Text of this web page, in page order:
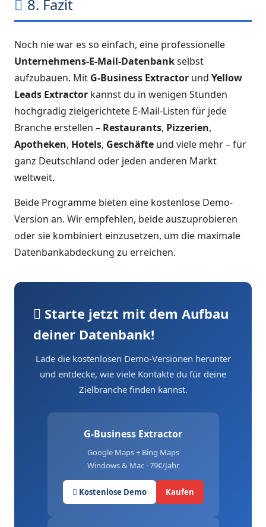
8. Fazit
Noch nie war es so einfach, eine professionelle
Unternehmens-E-Mail-Datenbankselbst
aufzubauen. Mit G-Business Extractor und Yellow
Leads Extractor kannst du in wenigen Stunden
hochgradig zielgerichtete E-Mail-Listen für jede
Branche erstellen – Restaurants, Pizzerien,
Apotheken, Hotels, Geschäfte und viele mehr – für
ganz Deutschland oder jeden anderen Markt
weltweit.
Beide Programme bieten eine kostenlose Demo-
Version an. Wir empfehlen, beide auszuprobieren
oder sie kombiniert einzusetzen, um die maximale
Datenbankabdeckung zu erreichen.
Starte jetzt mit dem Aufbau
deiner Datenbank!
Lade die kostenlosen Demo-Versionen herunter
und entdecke, wie viele Kontakte du für deine
Zielbranche finden kannst.
G-Business Extractor
Google Maps + Bing Maps
Windows & Mac · 79€/Jahr
Kostenlose Demo Kaufen